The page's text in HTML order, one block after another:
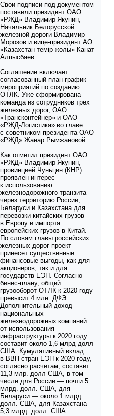
Свои подписи под документом
поставили президент ОАО
«РЖД» Владимир Якунин,
Начальник Белорусской
железной дороги Владимир
Морозов и вице-президент АО
«Казахстан темiр жолы» Канат
Алпысбаев.
Соглашение включает
согласованный план-график
мероприятий по созданию
ОТЛК. Уже сформирована
команда из сотрудников трех
железных дорог, ОАО
«Трансконтейнер» и ОАО
«РЖД-Логистика» во главе
с советником президента ОАО
«РЖД» Жанар Рымжановой.
Как отметил президент ОАО
«РЖД» Владимир Якунин,
провинцией Чуньцин (КНР)
проявлен интерес
к использованию
железнодорожного транзита
через территорию России,
Беларуси и Казахстана для
перевозки китайских грузов
в Европу и импорта
европейских грузов в Китай.
По словам главы российских
железных дорог проект
принесет существенные
финансовые выгоды, как для
акционеров, так и для
государств ЕЭП. Согласно
бинес-плану, общий
грузооборот ОТЛК к 2020 году
превысит 4 млн. ДФЭ.
Дополнительный доход
национальных
железнодорожных компаний
от использования
инфраструктуры к 2020 году
составит около 1,6 млрд долл
США. Кумулятивный вклад
в ВВП стран ЕЭП к 2020 году,
согласно расчетам, составит
11,3 млр. долл США, в том
числе для России — почти 5
млрд. долл. США, для
Беларуси — около 1 млрд.
долл. США, для Казахстана —
5,3 млрд. долл. США.